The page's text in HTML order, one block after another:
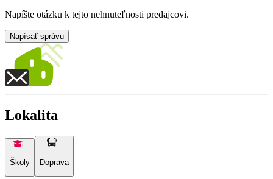
Napíšte otázku k tejto nehnuteľnosti predajcovi.
Napísať správu
Lokalita
Školy Doprava